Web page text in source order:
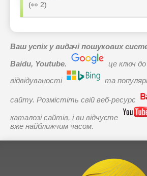
(👀 2)
Ваш успіх у видачі пошукових
Baidu, Youtube.
це ключ
відвідуваності
та
сайту. Розмістіть свій веб-ресурс
каталозі сайтів, і ви відчуєте
вже найближчим часом.